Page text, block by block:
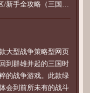
【霸业】新区/新手全攻略（三国通用）2
大型战争策略型网页
到群雄并起的三国时
的战争游戏。此款绿
会到前所未有的战斗